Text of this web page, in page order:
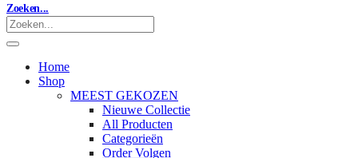
Zoeken...
Home
Shop
MEEST GEKOZEN
Nieuwe Collectie
All Producten
Categorieën
Order Volgen